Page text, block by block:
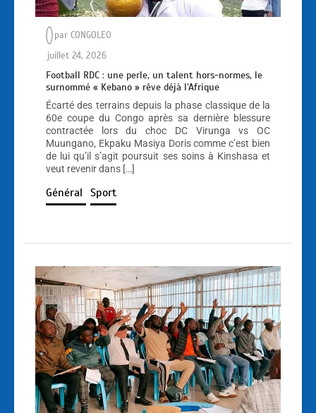
par CONGOLEO
juillet 24, 2026
Football RDC : une perle, un talent hors-normes, le
surnommé « Kebano » rêve déjà l’Afrique
Écarté des terrains depuis la phase classique de la
60e coupe du Congo après sa dernière blessure
contractée lors du choc DC Virunga vs OC
Muungano, Ekpaku Masiya Doris comme c’est bien
de lui qu’il s’agit poursuit ses soins à Kinshasa et
veut revenir dans […]
Général Sport